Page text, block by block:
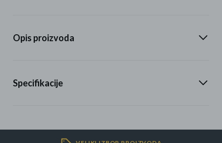
Opis proizvoda
Specifikacije